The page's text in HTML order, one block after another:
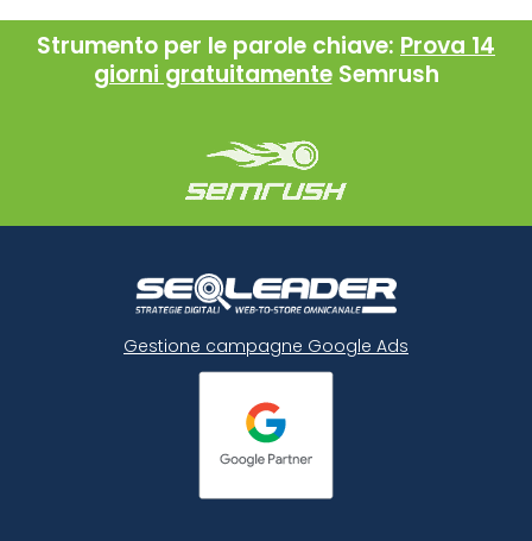
Strumento per le parole chiave: Prova 14
giorni gratuitamente Semrush
Gestione campagne Google Ads